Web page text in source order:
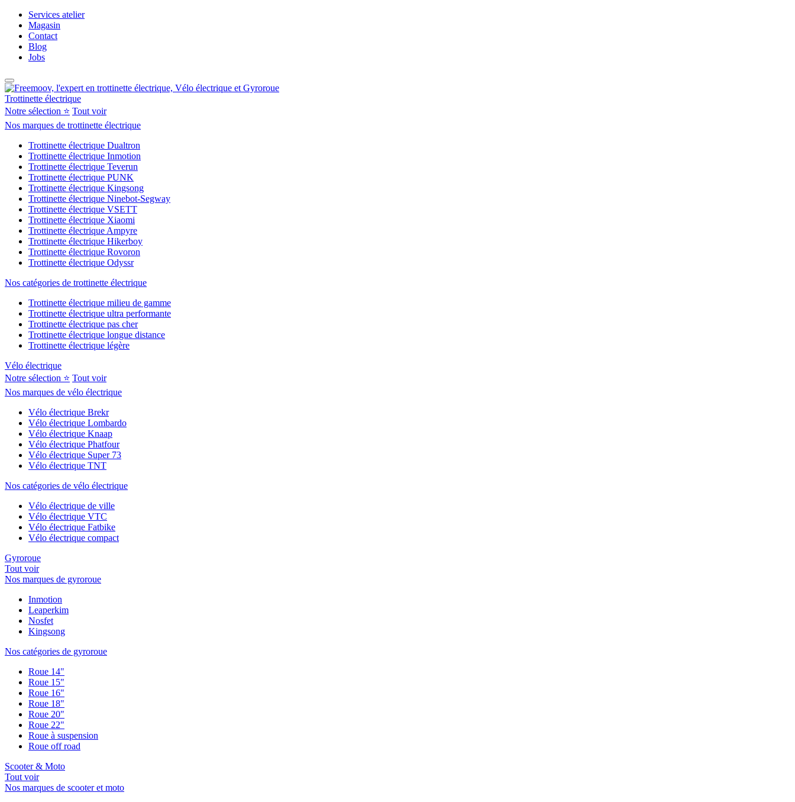
Services atelier
Magasin
Contact
Blog
Jobs
Trottinette électrique
Notre sélection ⭐ Tout voir
Nos marques de trottinette électrique
Trottinette électrique Dualtron
Trottinette électrique Inmotion
Trottinette électrique Teverun
Trottinette électrique PUNK
Trottinette électrique Kingsong
Trottinette électrique Ninebot-Segway
Trottinette électrique VSETT
Trottinette électrique Xiaomi
Trottinette électrique Ampyre
Trottinette électrique Hikerboy
Trottinette électrique Rovoron
Trottinette électrique Odyssr
Nos catégories de trottinette électrique
Trottinette électrique milieu de gamme
Trottinette électrique ultra performante
Trottinette électrique pas cher
Trottinette électrique longue distance
Trottinette électrique légère
Vélo électrique
Notre sélection ⭐ Tout voir
Nos marques de vélo électrique
Vélo électrique Brekr
Vélo électrique Lombardo
Vélo électrique Knaap
Vélo électrique Phatfour
Vélo électrique Super 73
Vélo électrique TNT
Nos catégories de vélo électrique
Vélo électrique de ville
Vélo électrique VTC
Vélo électrique Fatbike
Vélo électrique compact
Gyroroue
Tout voir
Nos marques de gyroroue
Inmotion
Leaperkim
Nosfet
Kingsong
Nos catégories de gyroroue
Roue 14"
Roue 15"
Roue 16"
Roue 18"
Roue 20"
Roue 22"
Roue à suspension
Roue off road
Scooter & Moto
Tout voir
Nos marques de scooter et moto